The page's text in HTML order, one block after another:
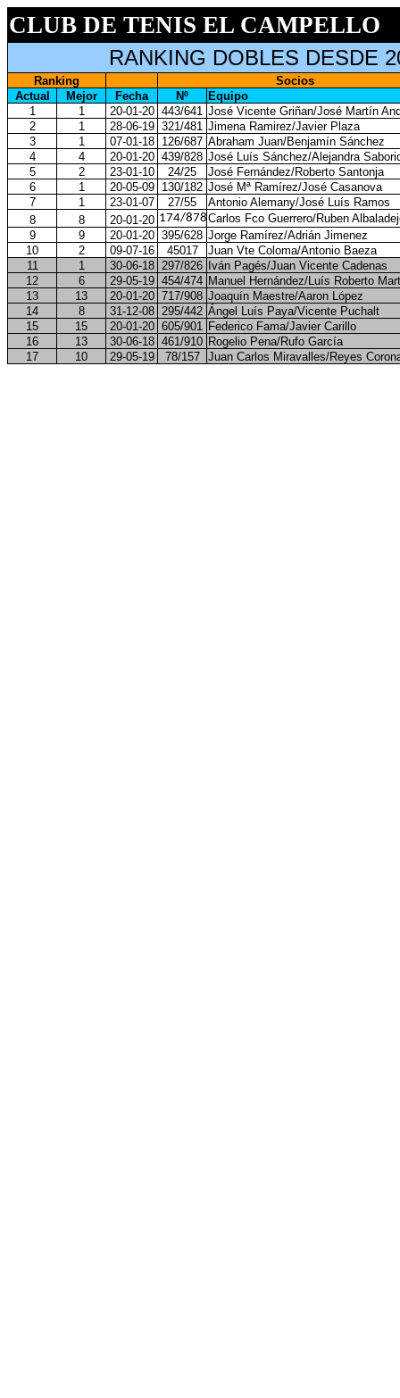
CLUB DE TENIS EL CAMPELLO
RANKING DOBLES DESDE
Ranking
Socios
Actual
Mejor Fecha Nº
Equipo
1
1 20-01-20 443/641 José Vicente Griñan/José Martín
2
1 28-06-19 321/481 Jimena Ramirez/Javier Plaza
3
1 07-01-18 126/687 Abraham Juan/Benjamín Sánchez
4
4 20-01-20 439/828 José Luís Sánchez/Alejandra
5
2 23-01-10 24/25
José Fernández/Roberto Santonja
6
1 20-05-09 130/182 José Mª Ramírez/José Casanova
7
1 23-01-07 27/55
Antonio Alemany/José Luís Ramos
8
8 20-01-20 174/878Carlos Fco Guerrero/Ruben
9
9 20-01-20 395/628 Jorge Ramírez/Adrián Jimenez
10
2 09-07-16 45017
Juan Vte Coloma/Antonio Baeza
11
1 30-06-18 297/826
Iván Pagés/Juan Vicente Cadenas
12
6 29-05-19 454/474 Manuel Hernández/Luís Roberto
13
13 20-01-20 717/908 Joaquín Maestre/Aaron López
14
8 31-12-08 295/442 Ángel Luís Paya/Vicente Puchalt
15
15 20-01-20 605/901 Federico Fama/Javier Carillo
16
13 30-06-18 461/910 Rogelio Pena/Rufo García
17
10 29-05-19 78/157 Juan Carlos Miravalles/Reyes